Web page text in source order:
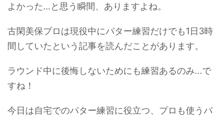
よかった…と思う瞬間、ありますよね。
古閑美保プロは現役中にパター練習だけでも1日3時
間していたという記事を読んだことがあります。
ラウンド中に後悔しないためにも練習あるのみ...で
すね！
今日は自宅でのパター練習に役立つ、プロも使うパ